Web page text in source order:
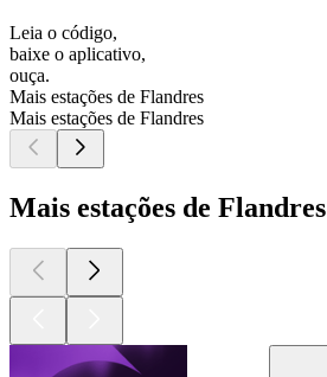
Leia o código,
baixe o aplicativo,
ouça.
Mais estações de Flandres
Mais estações de Flandres
Mais estações de Flandres